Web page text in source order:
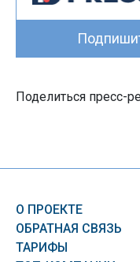
Поделиться пресс-
О ПРОЕКТЕ
ОБРАТНАЯ СВЯЗЬ
ТАРИФЫ